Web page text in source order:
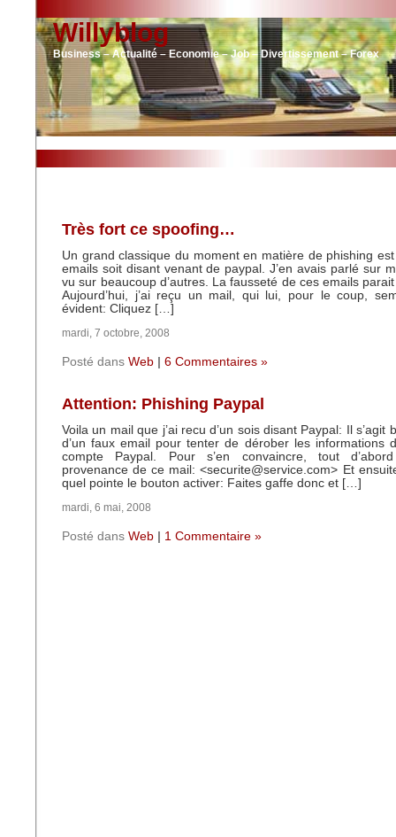
Willyblog
Business – Actualité – Economie – Job – Divertissement – Forex
Très fort ce spoofing…
Un grand classique du moment en matière de phishing
emails soit disant venant de paypal. J’en avais parlé sur
vu sur beaucoup d’autres. La fausseté de ces emails
Aujourd’hui, j’ai reçu un mail, qui lui, pour le coup,
évident: Cliquez […]
mardi, 7 octobre, 2008
Posté dans Web 6 Commentaires »
Attention: Phishing Paypal
Voila un mail que j’ai recu d’un sois disant Paypal: Il s’agit
d’un faux email pour tenter de dérober les informations
compte Paypal. Pour s’en convaincre, tout
provenance de ce mail: <securite@service.com> Et
quel pointe le bouton activer: Faites gaffe donc et […]
mardi, 6 mai, 2008
Posté dans Web 1 Commentaire »